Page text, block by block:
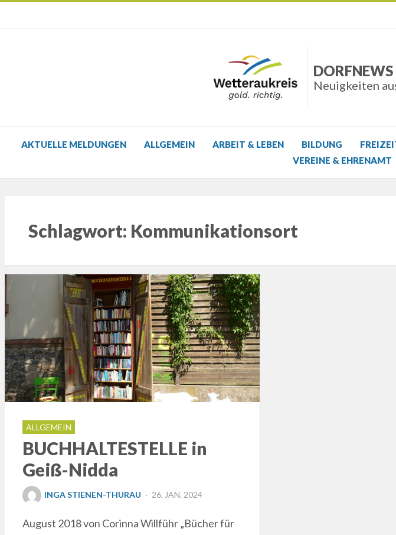
Neuigkeiten
AKTUELLE MELDUNGEN ALLGEMEIN ARBEIT & LEBEN BILDUNG
VEREINE & EHRENAMT
Schlagwort: Kommunikationsort
ALLGEMEIN
BUCHHALTESTELLE in
Geiß-Nidda
INGA STIENEN-THURAU
POSTED
26. JAN. 2024
August 2018 von Corinna Willführ „Bücher für